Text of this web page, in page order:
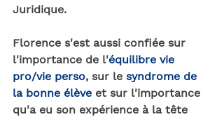
Juridique.
Florence s'est aussi confiée sur
l'importance de l'équilibre vie
pro/vie perso, sur le syndrome de
la bonne élève et sur l'importance
qu'a eu son expérience à la tête